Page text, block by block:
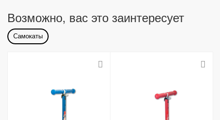
Возможно, вас это заинтересует
Самокаты